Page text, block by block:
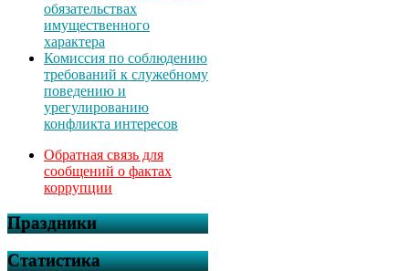
обязательствах
имущественного
характера
Комиссия по соблюдению
требований к служебному
поведению и
урегулированию
конфликта интересов
Обратная связь для
сообщений о фактах
коррупции
Праздники
Статистика